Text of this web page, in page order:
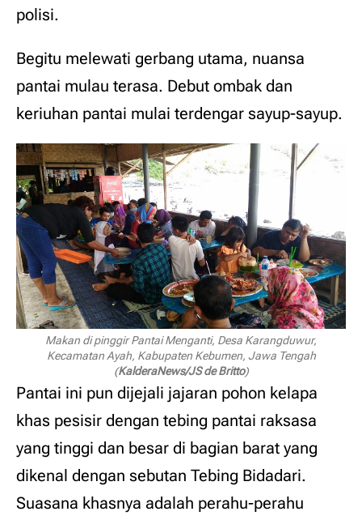
polisi.
Begitu melewati gerbang utama, nuansa
pantai mulau terasa. Debut ombak dan
keriuhan pantai mulai terdengar sayup-sayup.
Makan di pinggir Pantai Menganti, Desa Karangduwur,
Kecamatan Ayah, Kabupaten Kebumen, Jawa Tengah
(KalderaNews/JS de Britto)
Pantai ini pun dijejali jajaran pohon kelapa
khas pesisir dengan tebing pantai raksasa
yang tinggi dan besar di bagian barat yang
dikenal dengan sebutan Tebing Bidadari.
Suasana khasnya adalah perahu-perahu